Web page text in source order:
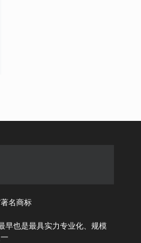
名商标
早也是最具实力专业化、规模